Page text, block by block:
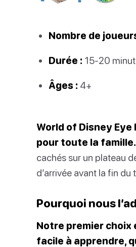
Nombre de
Durée : 15-20
Âges : 4+
World of Disney
pour toute la famille.
cachés sur un plateau
d’arrivée avant la fin du
Pourquoi nous
Notre premier choix
facile à apprendre,